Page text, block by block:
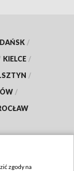
/
KIELCE /
/
/
zgody na